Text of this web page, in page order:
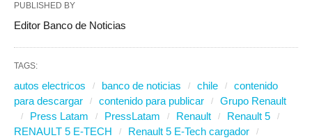
PUBLISHED BY
Editor Banco de Noticias
TAGS:
autos electricos banco de noticias chile
contenido
para descargar
contenido para publicar
Grupo Renault
Press Latam
PressLatam Renault
Renault 5
RENAULT 5 E-TECH
Renault 5 E-Tech cargador